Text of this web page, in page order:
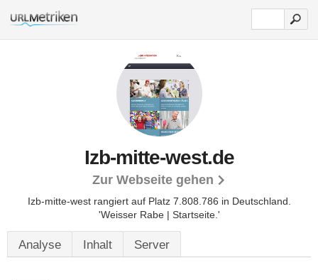
Izb-mitte-west.de
Zur Webseite gehen
Izb-mitte-west rangiert auf Platz 7.808.786 in Deutschland.
'Weisser Rabe | Startseite.'
Analyse Inhalt Server